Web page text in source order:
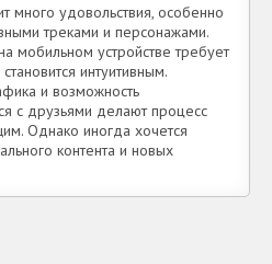
много удовольствия, особенно
треками и персонажами.
мобильном устройстве требует
интуитивным.
и возможность
с друзьями делают процесс
Однако иногда хочется
контента и новых